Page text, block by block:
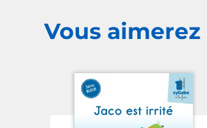
Vous aimerez